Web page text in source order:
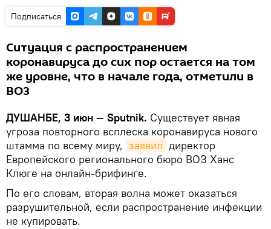
Подписаться
Ситуация с распространением
коронавируса до сих пор остается на том
же уровне, что в начале года, отметили в
ВОЗ
ДУШАНБЕ, 3 июн — Sputnik. Существует явная
угроза повторного всплеска коронавируса нового
штамма по всему миру, заявил директор
Европейского регионального бюро ВОЗ Ханс
Клюге на онлайн-брифинге.
По его словам, вторая волна может оказаться
разрушительной, если распространение инфекции
не купировать.